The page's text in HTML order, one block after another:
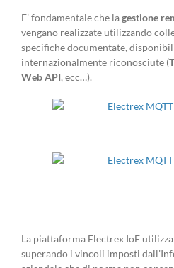
E’ fondamentale che lagestione
vengano realizzate utilizzando
specifiche documentate,
internazionalmente riconosciute (
Web API, ecc…).
La piattaforma Electrex IoE
superando i vincoli imposti